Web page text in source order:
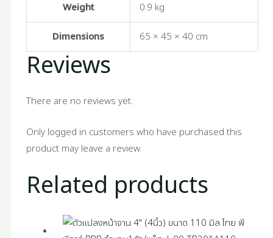
Weight
0.9 kg
Dimensions 65 × 45 × 40 cm
Reviews
There are no reviews yet.
Only logged in customers who have purchased this
product may leave a review.
Related products